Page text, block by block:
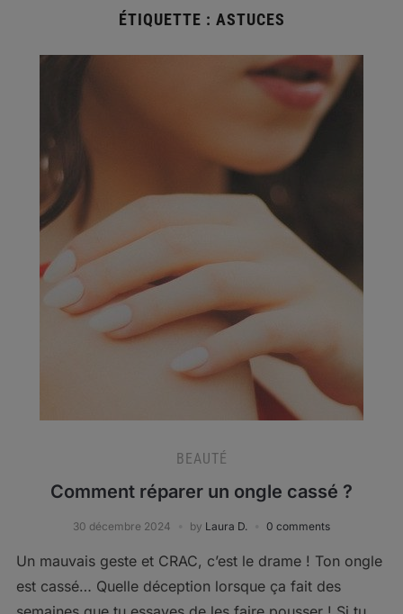
ÉTIQUETTE : ASTUCES
BEAUTÉ
Comment réparer un ongle cassé ?
30 décembre 2024 by Laura D. 0 comments
Un mauvais geste et CRAC, c’est le drame ! Ton ongle
est cassé… Quelle déception lorsque ça fait des